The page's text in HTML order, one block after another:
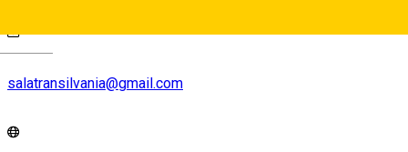
salatransilvania@gmail.com